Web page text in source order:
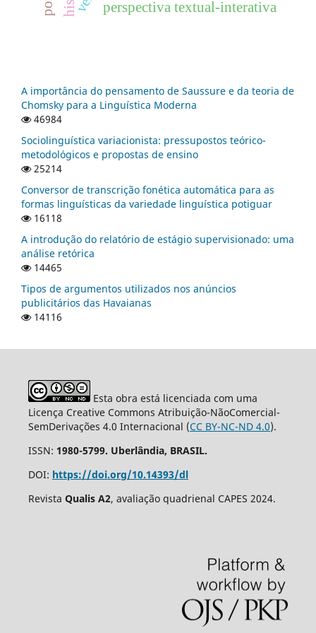
perspectiva textual-interativa
A importância do pensamento de Saussure e da teoria de
Chomsky para a Linguística Moderna
46984
Sociolinguística variacionista: pressupostos teórico-
metodológicos e propostas de ensino
25214
Conversor de transcrição fonética automática para as
formas linguísticas da variedade linguística potiguar
16118
A introdução do relatório de estágio supervisionado: uma
análise retórica
14465
Tipos de argumentos utilizados nos anúncios
publicitários das Havaianas
14116
Esta obra está licenciada com uma
Licença Creative Commons Atribuição-NãoComercial-
SemDerivações 4.0 Internacional (CC BY-NC-ND 4.0).
ISSN: 1980-5799. Uberlândia, BRASIL.
DOI: https://doi.org/10.14393/dl
Revista Qualis A2, avaliação quadrienal CAPES 2024.